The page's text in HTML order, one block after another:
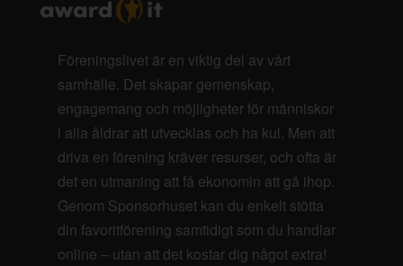
Föreningslivet är en viktig del av vårt
samhälle. Det skapar gemenskap,
engagemang och möjligheter för människor
i alla åldrar att utvecklas och ha kul. Men att
driva en förening kräver resurser, och ofta är
det en utmaning att få ekonomin att gå ihop.
Genom Sponsorhuset kan du enkelt stötta
din favoritförening samtidigt som du handlar
online – utan att det kostar dig något extra!